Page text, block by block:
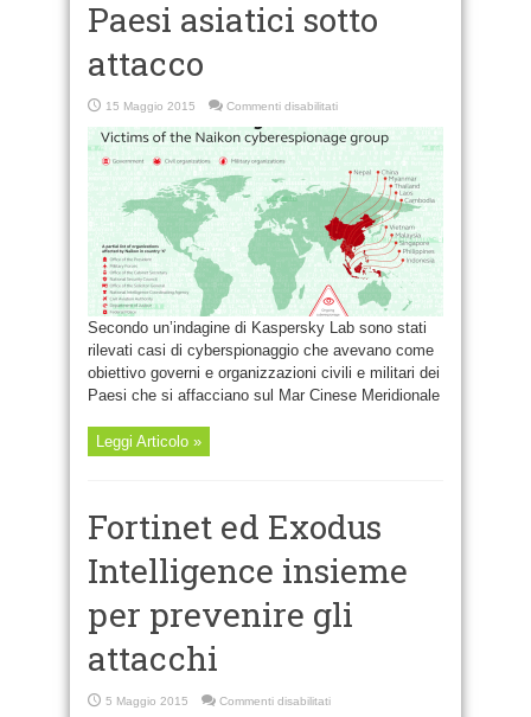
Paesi asiatici sotto
attacco
15 Maggio 2015 Commenti disabilitatisu
asiatici
sotto
Secondo un’indagine di Kaspersky Lab sono stati
rilevati casi di cyberspionaggio che avevano come
obiettivo governi e organizzazioni civili e militari dei
Paesi che si affacciano sul Mar Cinese Meridionale
Leggi Articolo »
Fortinet ed Exodus
Intelligence insieme
per prevenire gli
attacchi
5 Maggio 2015 Commenti disabilitatisu